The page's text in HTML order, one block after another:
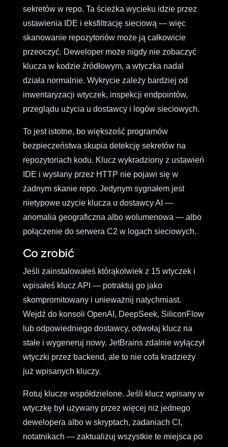
sekretów w repo. Ta ścieżka wycieku idzie przez
ustawienia IDE i eksfiltrację sieciową — więc
skanowanie repozytoriów może ją całkowicie
przeoczyć. Deweloper może nigdy nie zobaczyć
klucza w kodzie źródłowym, a wtyczka nadal
działa normalnie. Wykrycie zależy bardziej od
inwentaryzacji wtyczek, inspekcji endpointów,
przeglądu użycia u dostawcy i logów sieciowych.
To jest istotne, bo większość programów
bezpieczeństwa skupia detekcję sekretów na
repozytoriach kodu. Klucz wykradziony z ustawień
IDE i wysłany przez HTTP nie pojawi się w
żadnym skanie repo. Jedynym sygnałem jest
nietypowe użycie klucza u dostawcy AI —
anomalia geograficzna albo wolumenowa — albo
połączenie do serwera C2 w logach sieciowych.
Co zrobić
Jeśli zainstalowałeś którąkolwiek z 15 wtyczek i
wpisałeś klucz API — potraktuj go jako
skompromitowany i unieważnij natychmiast.
Wejdź do konsoli OpenAI, DeepSeek, SiliconFlow
lub odpowiedniego dostawcy, odwołaj klucz na
stałe i wygeneruj nowy. JetBrains zdalnie wyłączył
wtyczki przez backend, ale to nie cofa kradzieży
już wpisanych kluczy.
Rotuj klucze współdzielone. Jeśli klucz wpisany w
wtyczkę był używany przez więcej niż jednego
dewelopera albo w skryptach, zadaniach CI,
notatnikach — zaktualizuj wszystkie te miejsca po